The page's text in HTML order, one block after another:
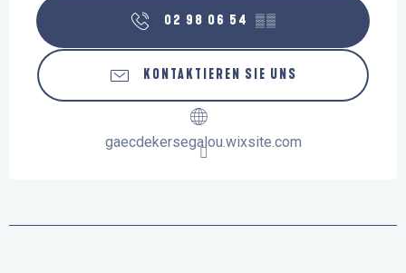
02 98 06 54 ▒▒
KONTAKTIEREN SIE UNS
gaecdekersegalou.wixsite.com